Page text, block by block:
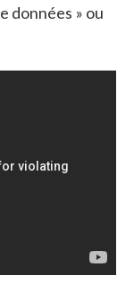
données » ou